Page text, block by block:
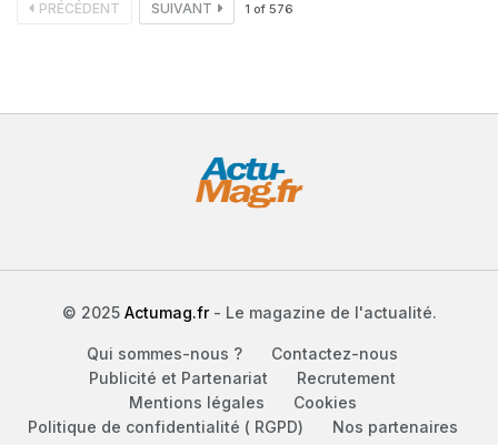
PRÉCÉDENT SUIVANT 1 of 576
© 2025 Actumag.fr- Le magazine de l'actualité.
Qui sommes-nous ?
Contactez-nous
Publicité et Partenariat
Recrutement
Mentions légales
Cookies
Politique de confidentialité ( RGPD)
Nos partenaires